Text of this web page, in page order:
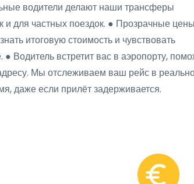
водители делают наши трансферы
и для частных поездок. ● Прозрачные цены
итоговую стоимость и чувствовать
Водитель встретит вас в аэропорту,
Мы отслеживаем ваш рейс в
даже если прилёт задерживается.